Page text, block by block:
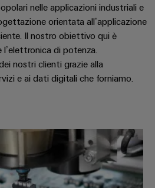
nelle applicazioni industriali e
orientata all’applicazione
Il nostro obiettivo qui è
l’elettronica di potenza.
nostri clienti grazie alla
e ai dati digitali che forniamo.
FESTO: comando pneumatico